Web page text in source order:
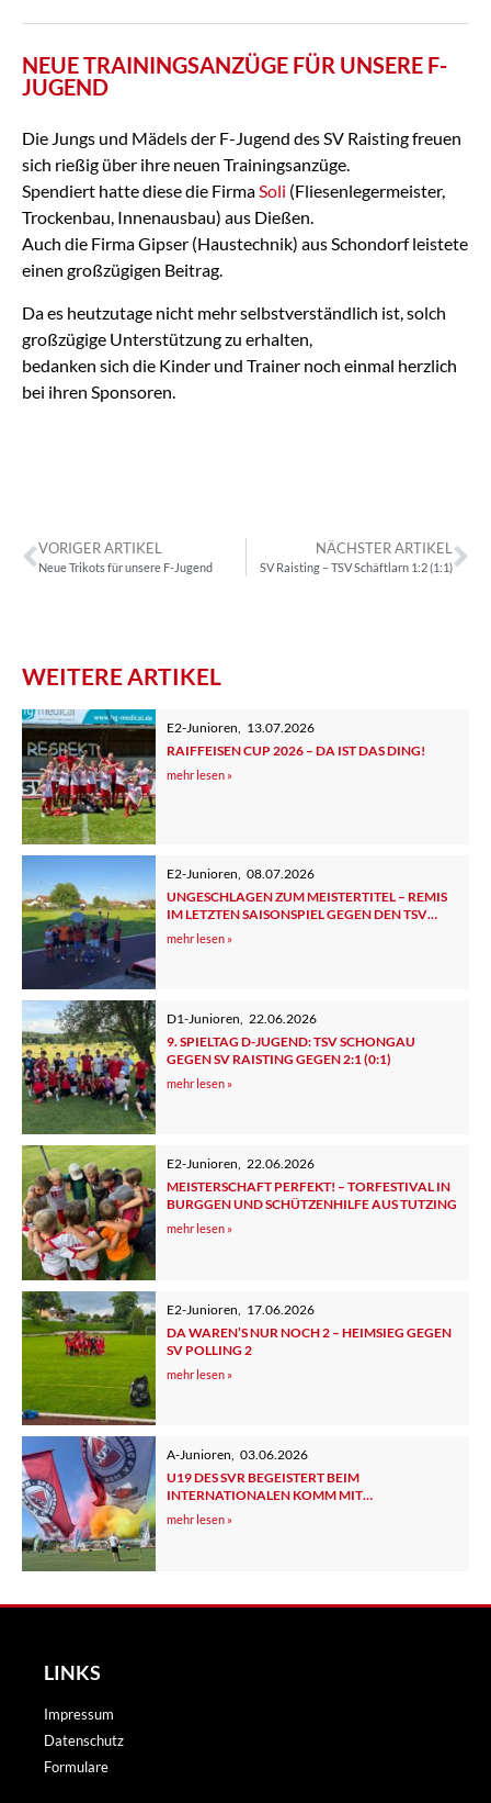
NEUE TRAININGSANZÜGE FÜR UNSERE F-
JUGEND
Die Jungs und Mädels der F-Jugend des SV Raisting freuen
sich rießig über ihre neuen Trainingsanzüge.
Spendiert hatte diese die FirmaSoli (Fliesenlegermeister,
Trockenbau, Innenausbau) aus Dießen.
Auch die Firma Gipser (Haustechnik) aus Schondorf leistete
einen großzügigen Beitrag.
Da es heutzutage nicht mehr selbstverständlich ist, solch
großzügige Unterstützung zu erhalten,
bedanken sich die Kinder und Trainer noch einmal herzlich
bei ihren Sponsoren.
VORIGER ARTIKEL
Neue Trikots für unsere F-Jugend
NÄCHSTER ARTIKEL
SV Raisting – TSV Schäftlarn 1:2 (1:1)
WEITERE ARTIKEL
E2-Junioren, 13.07.2026
RAIFFEISEN CUP 2026 – DA IST DAS DING!
mehr lesen »
E2-Junioren
08.07.2026
UNGESCHLAGEN ZUM MEISTERTITEL – REMIS
IM LETZTEN SAISONSPIEL GEGEN DEN TSV
TUTZING 2
mehr lesen »
D1-Junioren, 22.06.2026
9. SPIELTAG D-JUGEND: TSV SCHONGAU
GEGEN SV RAISTING GEGEN 2:1 (0:1)
mehr lesen »
E2-Junioren, 22.06.2026
MEISTERSCHAFT PERFEKT! – TORFESTIVAL IN
BURGGEN UND SCHÜTZENHILFE AUS TUTZING
mehr lesen »
E2-Junioren
17.06.2026
DA WAREN’S NUR NOCH 2 – HEIMSIEG GEGEN
SV POLLING 2
mehr lesen »
A-Junioren, 03.06.2026
U19 DES SVR BEGEISTERT BEIM
INTERNATIONALEN KOMM MIT
PFINGSTTURNIER IN SPANIEN
mehr lesen »
LINKS
Impressum
Datenschutz
Formulare